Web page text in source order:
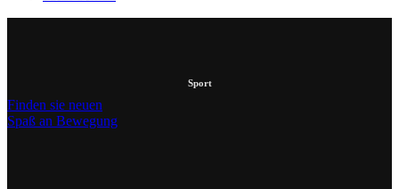
Sport
Finden sie neuen
Spaß an Bewegung